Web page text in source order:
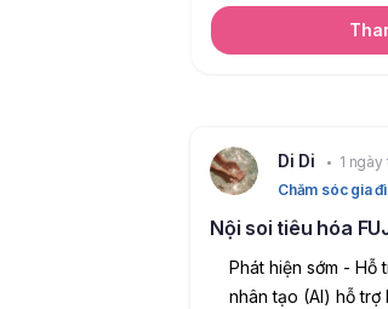
Di Di
1 ngày
Chăm sóc gia
Nội soi tiêu hóa
Phát hiện sớm - Hỗ
nhân tạo (AI) hỗ trợ